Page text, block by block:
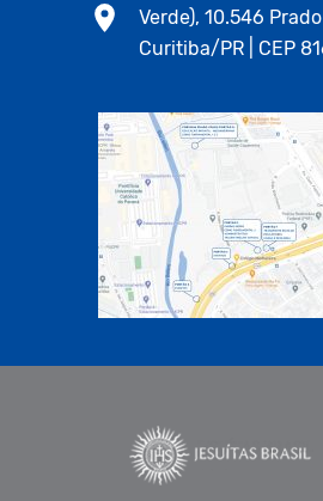
Verde), 10.546 Prado
Curitiba/PR | CEP